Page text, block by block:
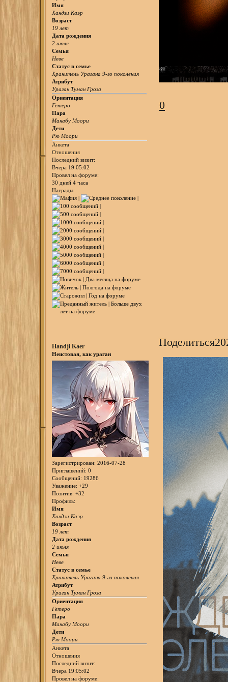
Имя
Хандзи Каэр
Возраст
19 лет
Дата рождения
2 июля
Семья
Неве
Статус в семье
Хранитель Урагана 9-го поколения
Атрибут
Ураган Туман Гроза
Ориентация
Гетеро
Пара
Манабу Моори
Дети
Рю Моори
Анкета
Отношения
Последний визит:
Вчера 19:05:02
Провел на форуме:
30 дней 4 часа
Награды:
0
Поделиться
Handji Kaer
Неистовая, как ураган
Зарегистрирован: 2016-07-28
Приглашений: 0
Сообщений: 19286
Уважение: +29
Позитив: +32
Профиль:
Имя
Хандзи Каэр
Возраст
19 лет
Дата рождения
2 июля
Семья
Неве
Статус в семье
Хранитель Урагана 9-го поколения
Атрибут
Ураган Туман Гроза
Ориентация
Гетеро
Пара
Манабу Моори
Дети
Рю Моори
Анкета
Отношения
Последний визит:
Вчера 19:05:02
Провел на форуме: